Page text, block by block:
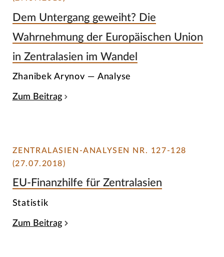
Dem Untergang geweiht? Die
Wahrnehmung der Europäischen Union
in Zentralasien im Wandel
Zhanibek Arynov — Analyse
Zum Beitrag
ZENTRALASIEN-ANALYSEN NR. 127-128
(27.07.2018)
EU-Finanzhilfe für Zentralasien
Statistik
Zum Beitrag